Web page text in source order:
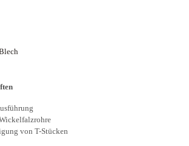
von T-Stücken